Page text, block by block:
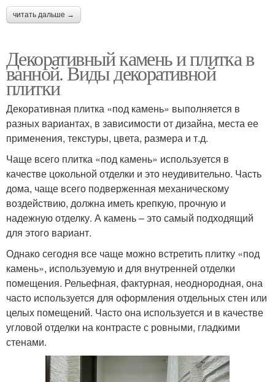
читать дальше →
Декоративный камень и плитка в
ванной. Виды декоративной
плитки
Декоративная плитка «под камень» выполняется в
разных вариантах, в зависимости от дизайна, места ее
применения, текстуры, цвета, размера и т.д.
Чаще всего плитка «под камень» используется в
качестве цокольной отделки и это неудивительно. Часть
дома, чаще всего подверженная механическому
воздействию, должна иметь крепкую, прочную и
надежную отделку. А камень – это самый подходящий
для этого вариант.
Однако сегодня все чаще можно встретить плитку «под
камень», используемую и для внутренней отделки
помещения. Рельефная, фактурная, неоднородная, она
часто используется для оформления отдельных стен или
целых помещений. Часто она используется и в качестве
угловой отделки на контрасте с ровными, гладкими
стенами.